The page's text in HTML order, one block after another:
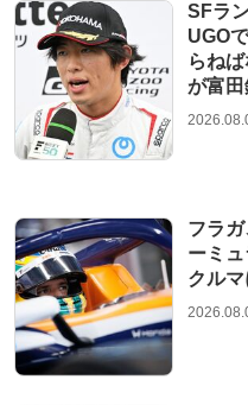
SFラ
UGO
らね
が富
フラ
ーミ
クルマ